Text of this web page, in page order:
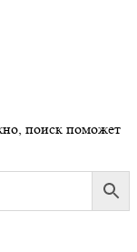
поиск поможет